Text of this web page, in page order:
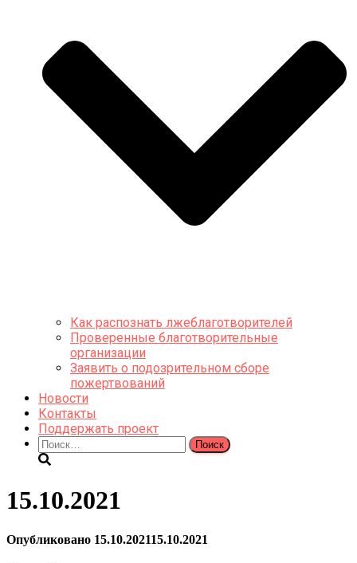
Как распознать лжеблаготворителей
Проверенные благотворительные
организации
Заявить о подозрительном сборе
пожертвований
Новости
Контакты
Поддержать проект
Найти:
15.10.2021
Опубликовано 15.10.202115.10.2021